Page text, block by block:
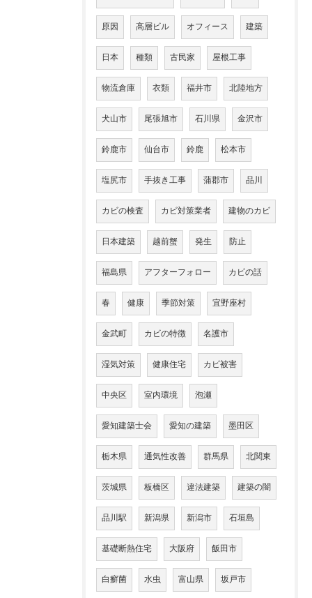
原因 高層ビル オフィース 建築
日本 種類 古民家 屋根工事
物流倉庫 衣類 福井市 北陸地方
犬山市 尾張旭市 石川県 金沢市
鈴鹿市 仙台市 鈴鹿 松本市
塩尻市 手抜き工事 蒲郡市 品川
カビの検査 カビ対策業者 建物のカビ
日本建築 越前蟹 発生 防止
福島県 アフターフォロー カビの話
春 健康 季節対策 宜野座村
金武町 カビの特徴 名護市
湿気対策 健康住宅 カビ被害
中央区 室内環境 泡瀬
愛知建築士会 愛知の建築 墨田区
栃木県 通気性改善 群馬県 北関東
茨城県 板橋区 違法建築 建築の闇
品川駅 新潟県 新潟市 石垣島
基礎断熱住宅 大阪府 飯田市
白癬菌 水虫 富山県 坂戸市